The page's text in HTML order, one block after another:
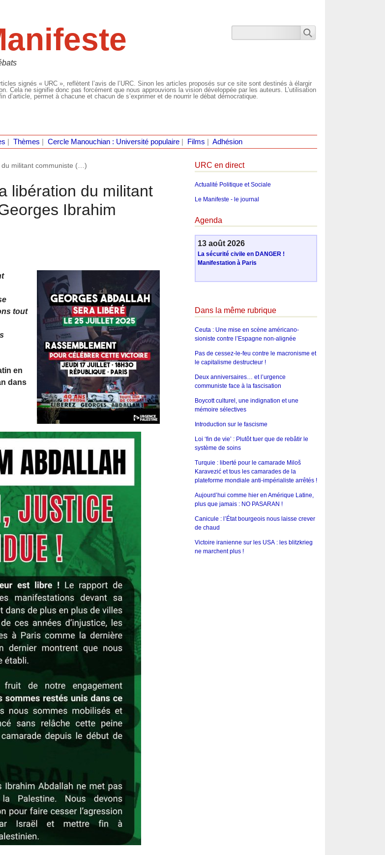
signés « URC », reflètent l’avis de l’URC. Sinon les articles proposés sur ce site sont destinés à élargir
Cela ne signifie donc pas forcément que nous approuvions la vision développée par les auteurs. L’utilisation
d’article, permet à chacune et chacun de s’exprimer et de nourrir le débat démocratique.
Thèmes Cercle Manouchian : Université populaire| Films Adhésion
du militant communiste (…)
libération du militant
Ibrahim
tout
en
dans
URC en direct
Actualité Politique et Sociale
Le Manifeste - le journal
Agenda
13 août 2026
La sécurité civile en DANGER !
Manifestation à Paris
Dans la même rubrique
Ceuta : Une mise en scène américano-
sioniste contre l’Espagne non-alignée
Pas de cessez-le-feu contre le macronisme et
le capitalisme destructeur !
Deux anniversaires… et l’urgence
communiste face à la fascisation
Boycott culturel, une indignation et une
mémoire sélectives
Introduction sur le fascisme
Loi ‘fin de vie’ : Plutôt tuer que de rebâtir le
système de soins
Turquie : liberté pour le camarade Miloš
Karavezić et tous les camarades de la
plateforme mondiale anti-impérialiste arrêtés !
Aujourd’hui comme hier en Amérique Latine,
plus que jamais : NO PASARAN !
Canicule : l’État bourgeois nous laisse crever
de chaud
Victoire iranienne sur les USA : les blitzkrieg
ne marchent plus !